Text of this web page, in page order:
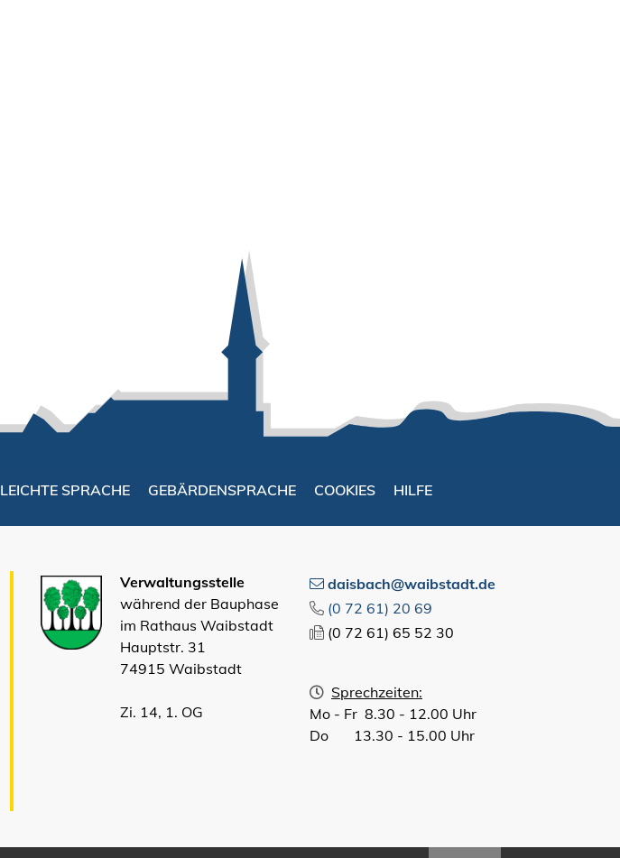
LEICHTE SPRACHE GEBÄRDENSPRACHE COOKIES HILFE
Verwaltungsstelle
während der Bauphase
im Rathaus Waibstadt
Hauptstr. 31
74915 Waibstadt
Zi. 14, 1. OG
daisbach@waibstadt.de
(0 72 61) 20 69
(0 72 61) 65 52 30
Sprechzeiten:
Mo - Fr 8.30 - 12.00 Uhr
Do 13.30 - 15.00 Uhr